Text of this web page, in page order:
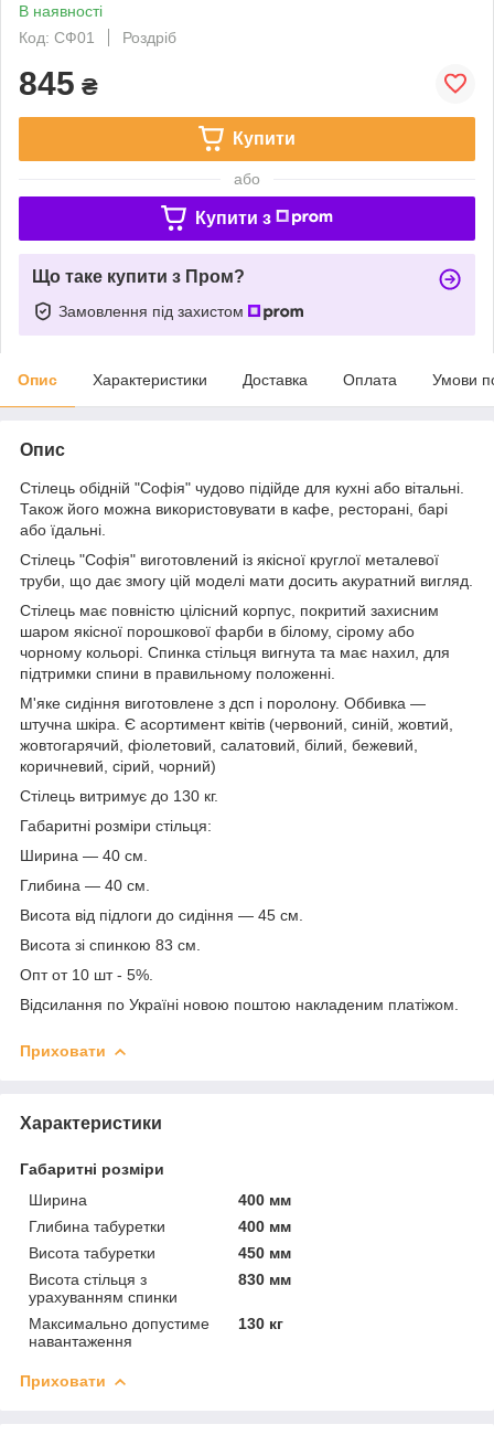
В наявності
Код: СФ01
Роздріб
845 ₴
Купити
або
Купити з
Що таке купити з Пром?
Замовлення під захистом
Опис Характеристики Доставка Оплата Умови
Опис
Стілець обідній "Софія" чудово підійде для кухні або вітальні.
Також його можна використовувати в кафе, ресторані, барі
або їдальні.
Стілець "Софія" виготовлений із якісної круглої металевої
труби, що дає змогу цій моделі мати досить акуратний вигляд.
Стілець має повністю цілісний корпус, покритий захисним
шаром якісної порошкової фарби в білому, сірому або
чорному кольорі. Спинка стільця вигнута та має нахил, для
підтримки спини в правильному положенні.
М'яке сидіння виготовлене з дсп і поролону. Оббивка —
штучна шкіра. Є асортимент квітів (червоний, синій, жовтий,
жовтогарячий, фіолетовий, салатовий, білий, бежевий,
коричневий, сірий, чорний)
Стілець витримує до 130 кг.
Габаритні розміри стільця:
Ширина — 40 см.
Глибина — 40 см.
Висота від підлоги до сидіння — 45 см.
Висота зі спинкою 83 см.
Опт от 10 шт - 5%.
Відсилання по Україні новою поштою накладеним платіжом.
Приховати
Характеристики
Габаритні розміри
Ширина
400 мм
Глибина табуретки
400 мм
Висота табуретки
450 мм
Висота стільця з
урахуванням спинки
830 мм
Максимально допустиме
навантаження
130 кг
Приховати